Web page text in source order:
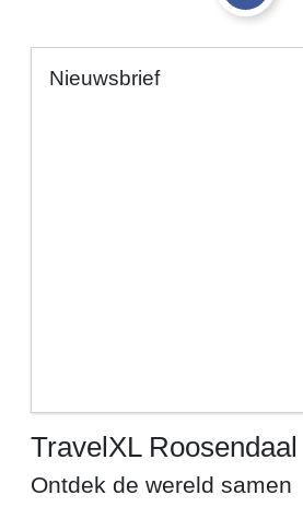
Nieuwsbrief
TravelXL Roosendaal
Ontdek de wereld samen